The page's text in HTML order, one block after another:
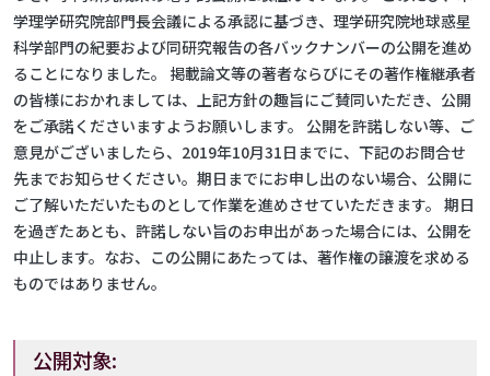
学理学研究院部門長会議による承認に基づき、理学研究院地球惑星
科学部門の紀要および同研究報告の各バックナンバーの公開を進め
ることになりました。 掲載論文等の著者ならびにその著作権継承者
の皆様におかれましては、上記方針の趣旨にご賛同いただき、公開
をご承諾くださいますようお願いします。 公開を許諾しない等、ご
意見がございましたら、2019年10月31日までに、下記のお問合せ
先までお知らせください。期日までにお申し出のない場合、公開に
ご了解いただいたものとして作業を進めさせていただきます。 期日
を過ぎたあとも、許諾しない旨のお申出があった場合には、公開を
中止します。なお、この公開にあたっては、著作権の譲渡を求める
ものではありません。
公開対象: